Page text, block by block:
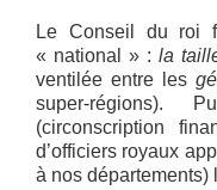
Le Conseil du roi
« national » : la
ventilée entre les
super-régions).
(circonscription
d’officiers royaux
à nos départements)